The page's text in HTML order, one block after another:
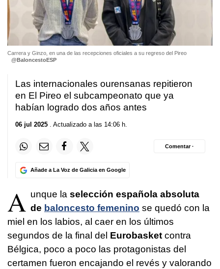
Carrera y Ginzo, en una de las recepciones oficiales a su regreso del Pireo
@BaloncestoESP
Las internacionales ourensanas repitieron
en El Pireo el subcampeonato que ya
habían logrado dos años antes
06 jul 2025 . Actualizado a las 14:06 h.
Añade a La Voz de Galicia en Google
Comentar ·
A unque la selección española absoluta
de baloncesto femenino se quedó con la
miel en los labios, al caer en los últimos
segundos de la final del Eurobasket contra
Bélgica, poco a poco las protagonistas del
certamen fueron encajando el revés y valorando